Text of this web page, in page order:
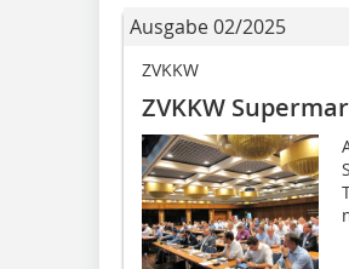
Ausgabe 02/2025
ZVKKW
ZVKKW